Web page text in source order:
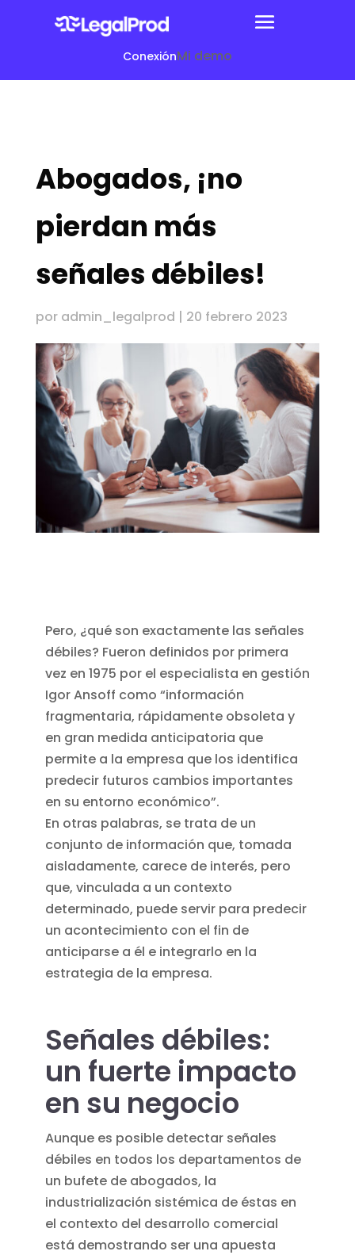
ConexiónMi demo
Abogados, ¡no
pierdan más
señales débiles!
por admin_legalprod | 20 febrero 2023
Pero, ¿qué son exactamente las señales
débiles? Fueron definidos por primera
vez en 1975 por el especialista en gestión
Igor Ansoff como “información
fragmentaria, rápidamente obsoleta y
en gran medida anticipatoria que
permite a la empresa que los identifica
predecir futuros cambios importantes
en su entorno económico”.
En otras palabras, se trata de un
conjunto de información que, tomada
aisladamente, carece de interés, pero
que, vinculada a un contexto
determinado, puede servir para predecir
un acontecimiento con el fin de
anticiparse a él e integrarlo en la
estrategia de la empresa.
Señales débiles:
un fuerte impacto
en su negocio
Aunque es posible detectar señales
débiles en todos los departamentos de
un bufete de abogados, la
industrialización sistémica de éstas en
el contexto del desarrollo comercial
está demostrando ser una apuesta